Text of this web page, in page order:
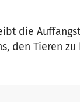
die
den Tieren zu